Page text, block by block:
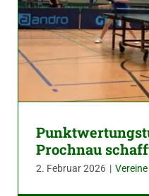
Prochnau
2. Februar 2026 | Vereine